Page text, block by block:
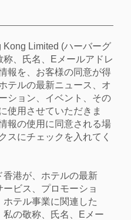
Limited (ハーバーグ
、氏名、Eメールアドレ
報を、お客様の同意が得
テルの最新ニュース、オ
ション、イベント、その
使用させていただきま
報の使用に同意される場
スにチェックを入れてく
港が、ホテルの最新
ビス、プロモーショ
テル事業に関連した
の敬称、氏名、Eメー